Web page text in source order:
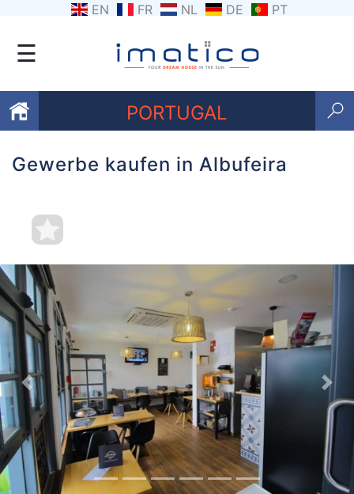
EN FR NL DE PT
☰
PORTUGAL
Favoriten
uns
Kontaktiere
uns
Geschäftsbedingungen
Referenzen
Immobilien
und
Steuerrecht
Gewerbe kaufen in Albufeira
Previous Next